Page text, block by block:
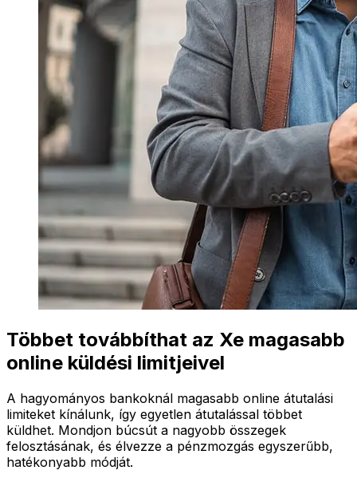
Többet továbbíthat az Xe magasabb
online küldési limitjeivel
A hagyományos bankoknál magasabb online átutalási
limiteket kínálunk, így egyetlen átutalással többet
küldhet. Mondjon búcsút a nagyobb összegek
felosztásának, és élvezze a pénzmozgás egyszerűbb,
hatékonyabb módját.